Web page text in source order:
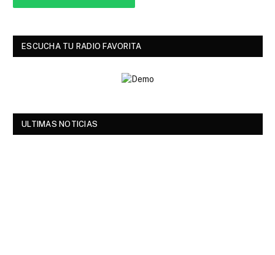
ESCUCHA TU RADIO FAVORITA
ULTIMAS NOTICIAS